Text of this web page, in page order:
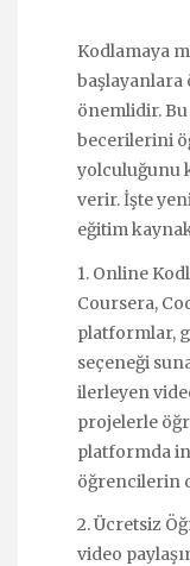
Kodlamaya
başlayanlara
önemlidir.
becerilerini
yolculuğunu
verir. İşte
eğitim
1. Online
Coursera,
platformlar,
seçeneği
ilerleyen
projelerle
platformda
öğrencilerin
2. Ücretsiz
video